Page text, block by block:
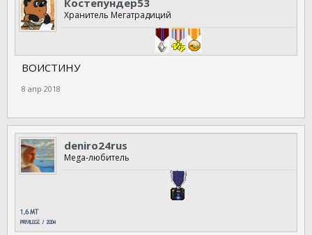
Хранитель Мегатрадиций
ВОИСТИНУ
8 апр 2018
deniro24rus
Mega-любитель